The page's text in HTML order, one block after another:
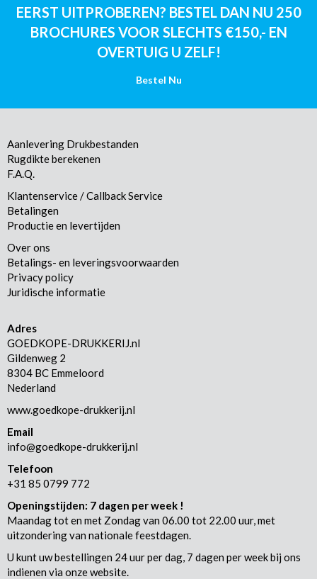
EERST UITPROBEREN? BESTEL DAN NU 250
BROCHURES VOOR SLECHTS €150,- EN
OVERTUIG U ZELF!
Bestel Nu
Aanlevering Drukbestanden
Rugdikte berekenen
F.A.Q.
Klantenservice / Callback Service
Betalingen
Productie en levertijden
Over ons
Betalings- en leveringsvoorwaarden
Privacy policy
Juridische informatie
Adres
GOEDKOPE-DRUKKERIJ.nl
Gildenweg 2
8304 BC Emmeloord
Nederland
www.goedkope-drukkerij.nl
Email
info@goedkope-drukkerij.nl
Telefoon
+31 85 0799 772
Openingstijden: 7 dagen per week !
Maandag tot en met Zondag van 06.00 tot 22.00 uur, met
uitzondering van nationale feestdagen.
U kunt uw bestellingen 24 uur per dag, 7 dagen per week bij ons
indienen via onze website.